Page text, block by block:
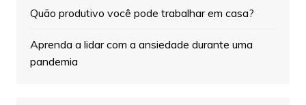
Quão produtivo você pode trabalhar em casa?
Aprenda a lidar com a ansiedade durante uma
pandemia